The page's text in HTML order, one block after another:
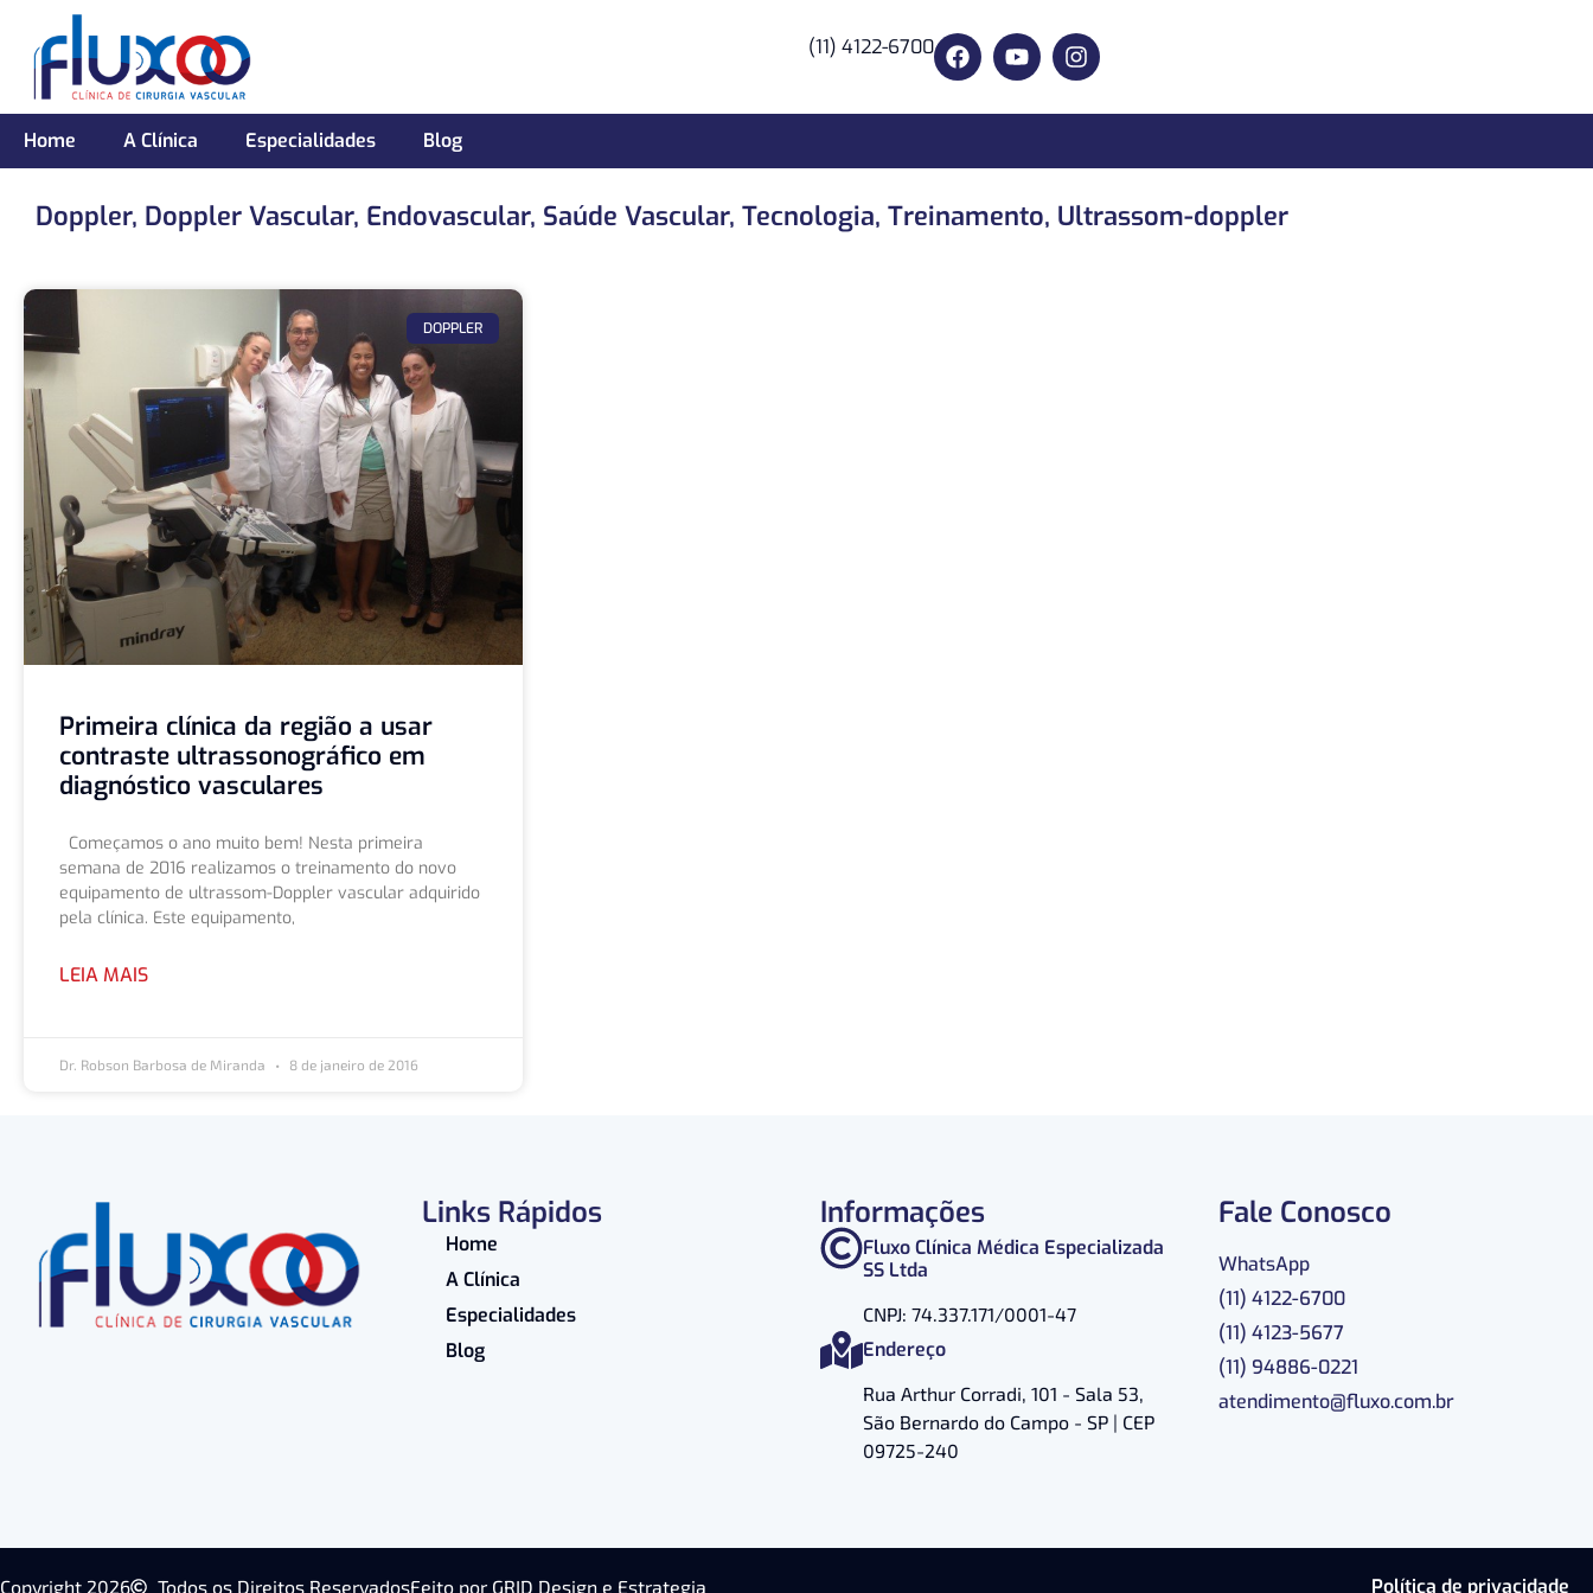
(11) 4122-6700
Home A Clínica Especialidades Blog
Doppler, Doppler Vascular, Endovascular, Saúde Vascular, Tecnologia, Treinamento, Ultrassom-doppler
DOPPLER
Primeira clínica da região a usar
contraste ultrassonográfico em
diagnóstico vasculares
Começamos o ano muito bem! Nesta primeira
semana de 2016 realizamos o treinamento do novo
equipamento de ultrassom-Doppler vascular adquirido
pela clínica. Este equipamento,
LEIA MAIS
Dr. Robson Barbosa de Miranda 8 de janeiro de 2016
Links Rápidos
Home
A Clínica
Especialidades
Blog
Informações
Fluxo Clínica Médica Especializada
SS Ltda
CNPJ: 74.337.171/0001-47
Endereço
Rua Arthur Corradi, 101 - Sala 53,
São Bernardo do Campo - SP | CEP
09725-240
Fale Conosco
WhatsApp
(11) 4122-6700
(11) 4123-5677
(11) 94886-0221
atendimento@fluxo.com.br
Copyright 2026 Todos os Direitos ReservadosFeito por GRID Design e Estrategia Política de privacidade